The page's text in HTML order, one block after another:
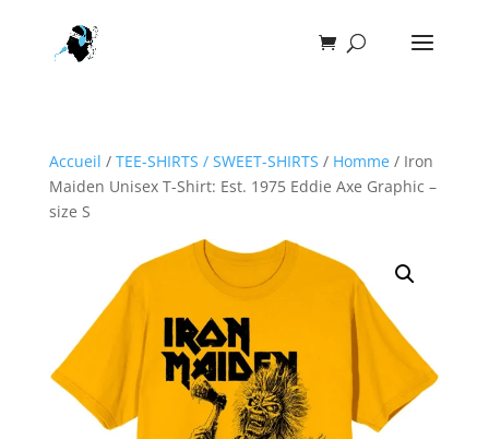
Accueil / TEE-SHIRTS / SWEET-SHIRTS / Homme/ Iron
Maiden Unisex T-Shirt: Est. 1975 Eddie Axe Graphic –
size S